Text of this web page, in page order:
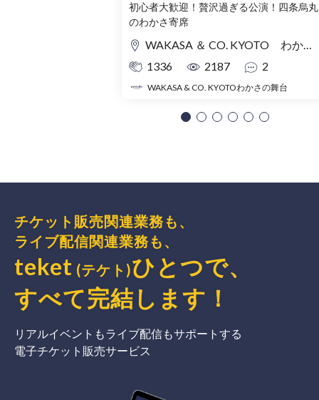
初心者大歓迎！贅沢過ぎる公演！四条烏丸
のわかさ寄席
WAKASA ＆ CO. KYOTO わかさの舞台
1336
2187 2
WAKASA & CO. KYOTOわかさの舞台
チケット販売関連業務も、
ライブ配信関連業務も、
teket (テケト)ひとつで、
すべて完結 します ！
リアルイベントもライブ配信もサポートする
電子チケット販売サービス